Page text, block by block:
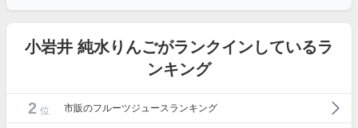
小岩井 純水りんごがランクインしているラ
ンキング
2 位 市販のフルーツジュースランキング